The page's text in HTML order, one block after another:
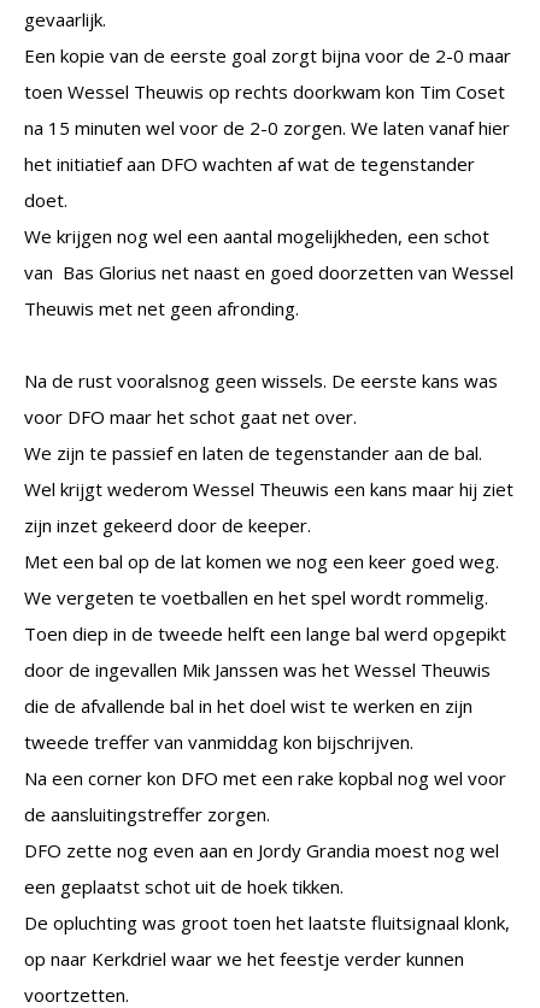
gevaarlijk.
Een kopie van de eerste goal zorgt bijna voor de 2-0 maar
toen Wessel Theuwis op rechts doorkwam kon Tim Coset
na 15 minuten wel voor de 2-0 zorgen. We laten vanaf hier
het initiatief aan DFO wachten af wat de tegenstander
doet.
We krijgen nog wel een aantal mogelijkheden, een schot
van Bas Glorius net naast en goed doorzetten van Wessel
Theuwis met net geen afronding.
Na de rust vooralsnog geen wissels. De eerste kans was
voor DFO maar het schot gaat net over.
We zijn te passief en laten de tegenstander aan de bal.
Wel krijgt wederom Wessel Theuwis een kans maar hij ziet
zijn inzet gekeerd door de keeper.
Met een bal op de lat komen we nog een keer goed weg.
We vergeten te voetballen en het spel wordt rommelig.
Toen diep in de tweede helft een lange bal werd opgepikt
door de ingevallen Mik Janssen was het Wessel Theuwis
die de afvallende bal in het doel wist te werken en zijn
tweede treffer van vanmiddag kon bijschrijven.
Na een corner kon DFO met een rake kopbal nog wel voor
de aansluitingstreffer zorgen.
DFO zette nog even aan en Jordy Grandia moest nog wel
een geplaatst schot uit de hoek tikken.
De opluchting was groot toen het laatste fluitsignaal klonk,
op naar Kerkdriel waar we het feestje verder kunnen
voortzetten.